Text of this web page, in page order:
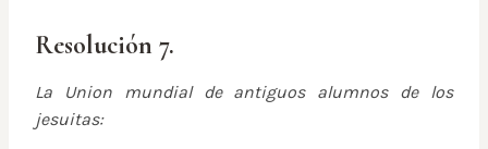
Resolución 7.
La Union mundial de antiguos alumnos de los
jesuitas: